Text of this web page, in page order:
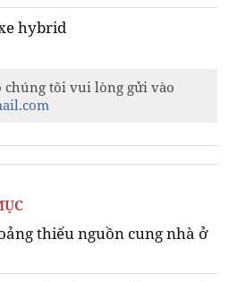
hybrid
chúng tôi vui lòng gửi vào
thiếu nguồn cung nhà ở